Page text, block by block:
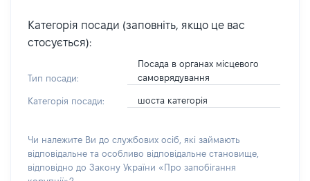
Категорія посади (заповніть, якщо це вас
стосується):
Тип посади:
Посада в органах місцевого
самоврядування
Категорія посади: шоста категорія
Чи належите Ви до службових осіб, які займають
відповідальне та особливо відповідальне становище,
відповідно до Закону України «Про запобігання